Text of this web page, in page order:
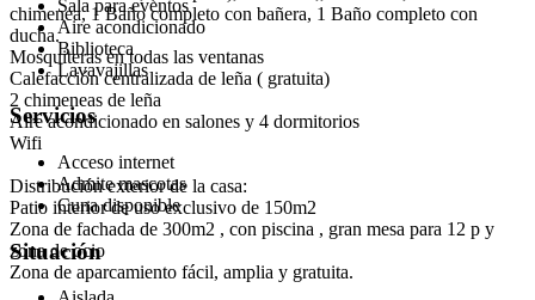
chimenea, 1 Baño completo con bañera, 1 Baño completo con
ducha.
Mosquiteras en todas las ventanas
Calefacción centralizada de leña ( gratuita)
2 chimeneas de leña
Aire acondicionado en salones y 4 dormitorios
Wifi
Distribución exterior de la casa:
Patio interior de uso exclusivo de 150m2
Zona de fachada de 300m2 , con piscina , gran mesa para 12 p y
zona de ocio
Zona de aparcamiento fácil, amplia y gratuita.
Sala para eventos
Aire acondicionado
Biblioteca
Lavavajillas
Servicios
Acceso internet
Admite mascotas
Cuna disponible
Situación